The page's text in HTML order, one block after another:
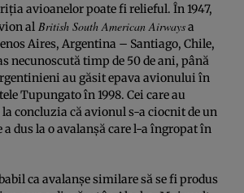
avioanelor poate fi relieful. În 1947,
al British South American Airwaysa
Aires, Argentina – Santiago, Chile,
necunoscută timp de 50 de ani, până
au găsit epava avionului în
Tupungato în 1998. Cei care au
concluzia că avionul s-a ciocnit de un
a dus la o avalanşă care l-a îngropat în
ca avalanşe similare să se fi produs